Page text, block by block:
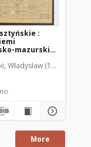
Włodzimierz
:
mazurskiej,
Władysław (1922-2001).
More